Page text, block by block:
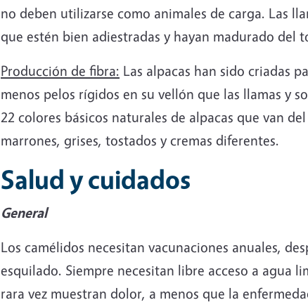
no deben utilizarse como animales de carga. Las
que estén bien adiestradas y hayan madurado del
Producción de fibra: Las alpacas han sido criadas
menos pelos rígidos en su vellón que las llamas y
22 colores básicos naturales de alpacas que van
marrones, grises, tostados y cremas diferentes.
Salud y cuidados
General
Los camélidos necesitan vacunaciones anuales,
esquilado. Siempre necesitan libre acceso a agua
rara vez muestran dolor, a menos que la